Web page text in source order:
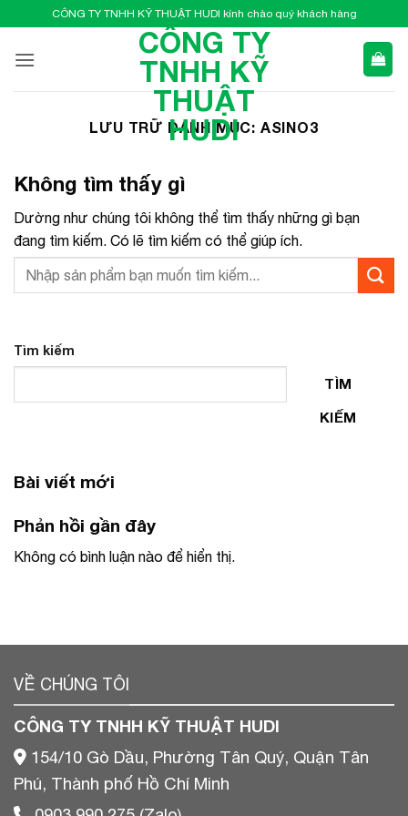
qua
nội
CÔNG TY TNHH KỸ THUẬT HUDI kính chào quý khách hàng
CÔNG TY
TNHH KỸ
THUẬT
HUDI
LƯU TRỮ DANH MỤC: ASINO3
Không tìm thấy gì
Dường như chúng tôi không thể tìm thấy những gì bạn
đang tìm kiếm. Có lẽ tìm kiếm có thể giúp ích.
Tìm kiếm
TÌM
KIẾM
Bài viết mới
Phản hồi gần đây
Không có bình luận nào để hiển thị.
VỀ CHÚNG TÔI
CÔNG TY TNHH KỸ THUẬT HUDI
154/10 Gò Dầu, Phường Tân Quý, Quận Tân
Phú, Thành phố Hồ Chí Minh